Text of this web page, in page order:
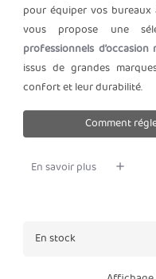
pour équiper vos
vous propose une
professionnels
issus de grandes
confort et leur durabilité.
Comment
En savoir plus
En stock